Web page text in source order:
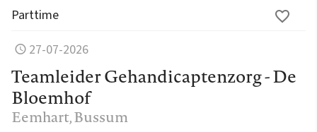
Parttime
27-07-2026
Teamleider Gehandicaptenzorg - De
Bloemhof
Eemhart, Bussum